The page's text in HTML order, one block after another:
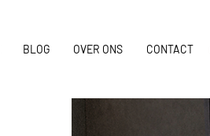
BLOG OVER ONS CONTACT